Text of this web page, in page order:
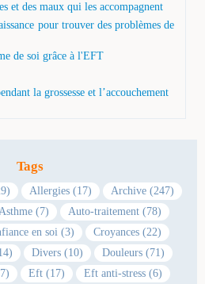
et des maux qui les accompagnent
pour trouver des problèmes de
de soi grâce à l'EFT
la grossesse et l’accouchement
Tags
Allergies (17)
Archive (247)
Asthme (7)
Auto-traitement (78)
en soi (3)
Croyances (22)
Divers (10)
Douleurs (71)
Eft (17)
Eft anti-stress (6)